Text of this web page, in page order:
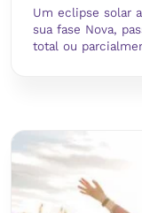
Um eclipse solar
sua fase Nova,
total ou